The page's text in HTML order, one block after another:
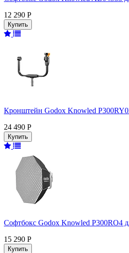
12 290 Р
Кронштейн Godox Knowled
24 490 Р
Софтбокс Godox Knowled P300RO4
15 290 Р